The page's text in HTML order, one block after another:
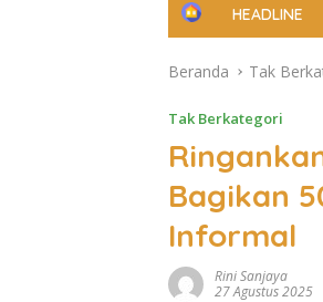
H
e
HEADLINE
Beranda Tak
Tak Berkategori
Bagikan
Informal
Rini Sanjaya
27 Agustus 2025